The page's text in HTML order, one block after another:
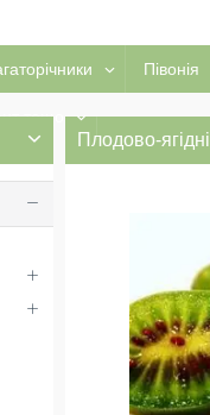
Півонія
тощо
Плодово-ягідні